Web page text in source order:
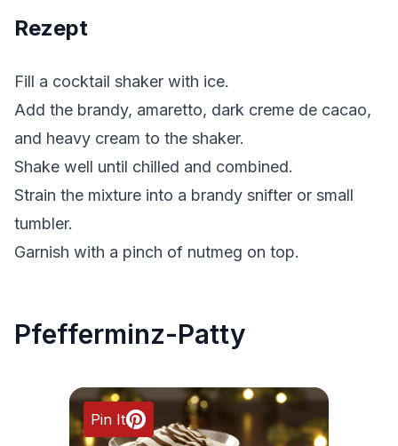
Rezept
Fill a cocktail shaker with ice.
Add the brandy, amaretto, dark creme de cacao,
and heavy cream to the shaker.
Shake well until chilled and combined.
Strain the mixture into a brandy snifter or small
tumbler.
Garnish with a pinch of nutmeg on top.
Pfefferminz-Patty
Pin It